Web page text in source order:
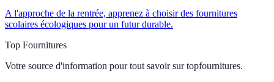
A l'approche de la rentrée, apprenez à choisir des fournitures
scolaires écologiques pour un futur durable.
Top Fournitures
Votre source d'information pour tout savoir sur topfournitures.